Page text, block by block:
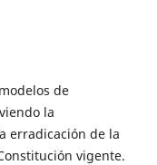
de
la
erradicación de la
vigente.